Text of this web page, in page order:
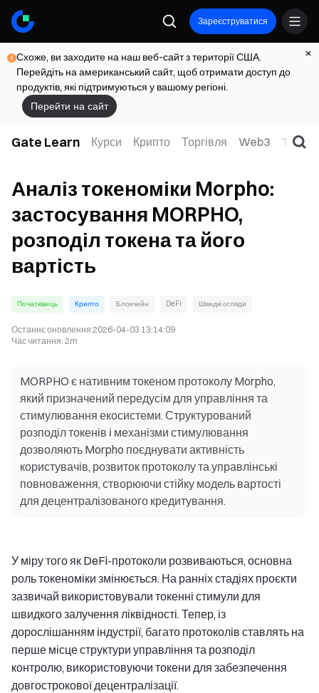
Зареєструватися
Схоже, ви заходите на наш веб-сайт з території США.
Перейдіть на американський сайт, щоб отримати доступ до
продуктів, які підтримуються у вашому регіоні.
Перейти на сайт
Gate Learn Курси Крипто Торгівля Web3 TradFi
Аналіз токеноміки Morpho:
застосування MORPHO,
розподіл токена та його
вартість
Початківець Крипто Блокчейн DeFi Швидкі огляди
Останнє оновлення 2026-04-03 13:14:09
Час читання: 2m
MORPHO є нативним токеном протоколу Morpho,
який призначений передусім для управління та
стимулювання екосистеми. Структурований
розподіл токенів і механізми стимулювання
дозволяють Morpho поєднувати активність
користувачів, розвиток протоколу та управлінські
повноваження, створюючи стійку модель вартості
для децентралізованого кредитування.
У міру того як DeFi-протоколи розвиваються, основна
роль токеноміки змінюється. На ранніх стадіях проєкти
зазвичай використовували токенні стимули для
швидкого залучення ліквідності. Тепер, із
дорослішанням індустрії, багато протоколів ставлять на
перше місце структури управління та розподіл
контролю, використовуючи токени для забезпечення
довгострокової децентралізації.